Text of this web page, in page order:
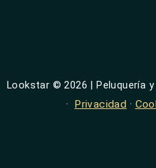
Lookstar © 2026 | Peluquería
·
Privacidad ·